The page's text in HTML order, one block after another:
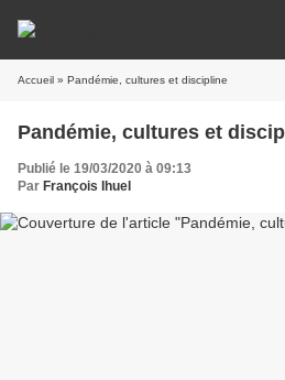
Accueil » Pandémie, cultures et discipline
Pandémie, cultures et
Publié le 19/03/2020 à 09:13
Par François Ihuel